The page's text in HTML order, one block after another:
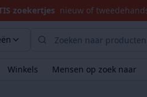
zoekertjes nieuw of
Winkels Mensen op zoek naar